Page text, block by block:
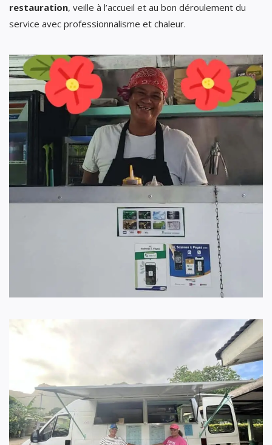
restauration, veille à l’accueil et au bon déroulement du
service avec professionnalisme et chaleur.